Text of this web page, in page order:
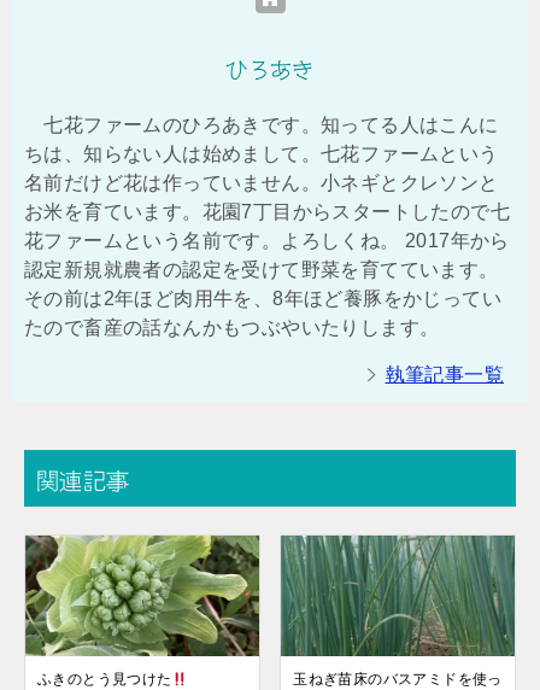
ひろあき
七花ファームのひろあきです。知ってる人はこんに
ちは、知らない人は始めまして。七花ファームという
名前だけど花は作っていません。小ネギとクレソンと
お米を育ています。花園7丁目からスタートしたので七
花ファームという名前です。よろしくね。 2017年から
認定新規就農者の認定を受けて野菜を育てています。
その前は2年ほど肉用牛を、8年ほど養豚をかじってい
たので畜産の話なんかもつぶやいたりします。
執筆記事一覧
関連記事
ふきのとう見つけた
玉ねぎ苗床のバスアミドを使っ